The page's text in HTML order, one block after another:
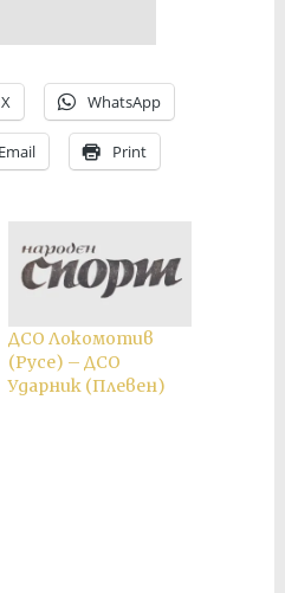
X WhatsApp
Email Print
ДСО Локомотив
(Русе) – ДСО
Ударник (Плевен)